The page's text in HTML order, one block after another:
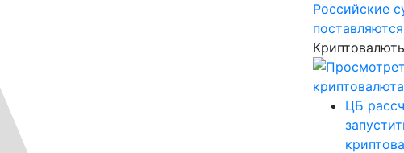
Российские
ЦБ